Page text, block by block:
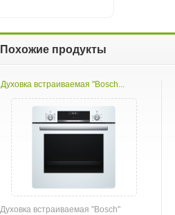
Похожие продукты
Духовка встраиваемая "Bosch...
Духовка встраиваемая "Bosch"